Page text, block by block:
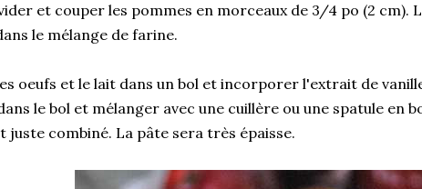
et couper les pommes en morceaux de 3/4 po (2 cm).
le mélange de farine.
oeufs et le lait dans un bol et incorporer l'extrait de
le bol et mélanger avec une cuillère ou une spatule en
juste combiné. La pâte sera très épaisse.